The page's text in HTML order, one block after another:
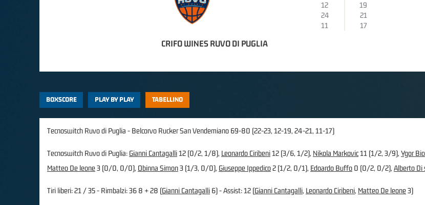
CRIFO WINES RUVO DI PUGLIA
12
19
24
21
11
17
BOXSCORE PLAY BY PLAY TABELLINO
Tecnoswitch Ruvo di Puglia - Belcorvo Rucker San Vendemiano 69-80 (22-23, 12-19, 24-21, 11-17)
Tecnoswitch Ruvo di Puglia: Gianni Cantagalli12 (0/2, 1/8), Leonardo Ciribeni12 (3/6, 1/2), Nikola Markovic11 (1/2, 3/9), Ygor
Matteo De leone3 (0/0, 0/0), Obinna Simon3 (1/3, 0/0), Giuseppe Ippedico2 (1/2, 0/1), Edoardo Buffo 0 (0/2, 0/2), Alberto Di
Tiri liberi: 21 / 35 - Rimbalzi: 36 8 + 28 (Gianni Cantagalli 6) - Assist: 12 (Gianni Cantagalli, Leonardo Ciribeni, Matteo De leone3)